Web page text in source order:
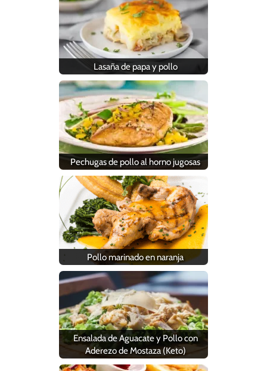
Lasaña de papa y pollo
Pechugas de pollo al horno jugosas
Pollo marinado en naranja
Ensalada de Aguacate y Pollo con
Aderezo de Mostaza (Keto)